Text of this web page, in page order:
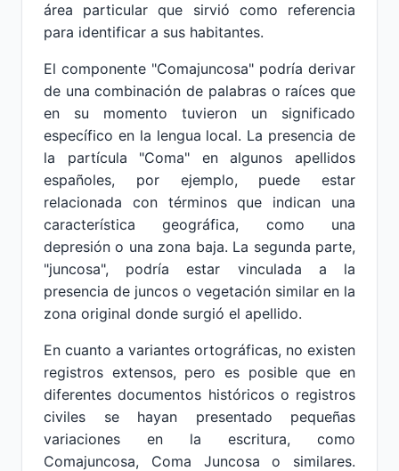
área particular que sirvió como referencia
para identificar a sus habitantes.
El componente "Comajuncosa" podría derivar
de una combinación de palabras o raíces que
en su momento tuvieron un significado
específico en la lengua local. La presencia de
la partícula "Coma" en algunos apellidos
españoles, por ejemplo, puede estar
relacionada con términos que indican una
característica geográfica, como una
depresión o una zona baja. La segunda parte,
"juncosa", podría estar vinculada a la
presencia de juncos o vegetación similar en la
zona original donde surgió el apellido.
En cuanto a variantes ortográficas, no existen
registros extensos, pero es posible que en
diferentes documentos históricos o registros
civiles se hayan presentado pequeñas
variaciones en la escritura, como
Comajuncosa, Coma Juncosa o similares.